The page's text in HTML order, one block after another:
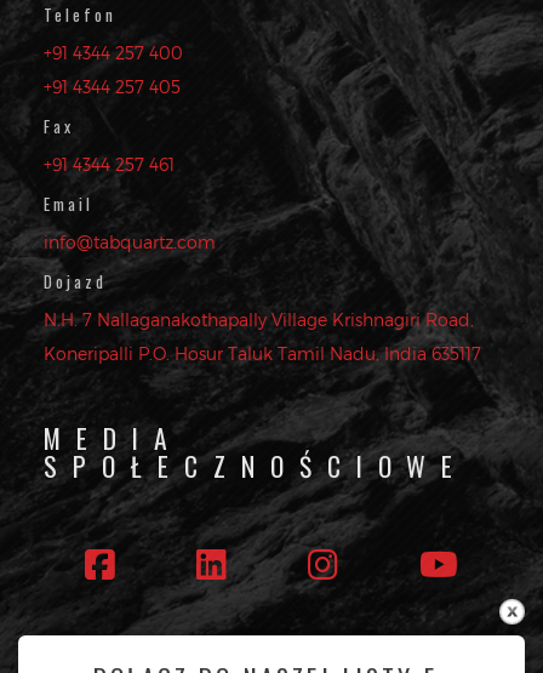
Telefon
+91 4344 257 400
+91 4344 257 405
Fax
+91 4344 257 461
Email
info@tabquartz.com
Dojazd
N.H. 7 Nallaganakothapally Village Krishnagiri Road,
Koneripalli P.O. Hosur Taluk Tamil Nadu, India 635117
MEDIA
SPOŁECZNOŚCIOWE